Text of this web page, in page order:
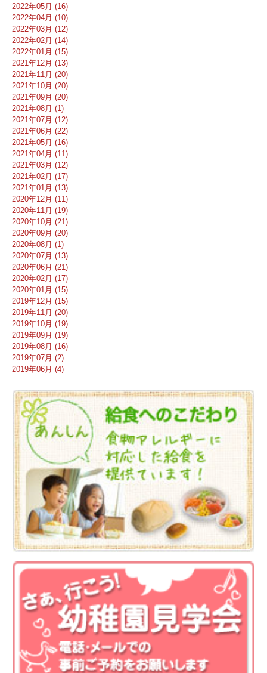
2022年05月 (16)
2022年04月 (10)
2022年03月 (12)
2022年02月 (14)
2022年01月 (15)
2021年12月 (13)
2021年11月 (20)
2021年10月 (20)
2021年09月 (20)
2021年08月 (1)
2021年07月 (12)
2021年06月 (22)
2021年05月 (16)
2021年04月 (11)
2021年03月 (12)
2021年02月 (17)
2021年01月 (13)
2020年12月 (11)
2020年11月 (19)
2020年10月 (21)
2020年09月 (20)
2020年08月 (1)
2020年07月 (13)
2020年06月 (21)
2020年02月 (17)
2020年01月 (15)
2019年12月 (15)
2019年11月 (20)
2019年10月 (19)
2019年09月 (19)
2019年08月 (16)
2019年07月 (2)
2019年06月 (4)